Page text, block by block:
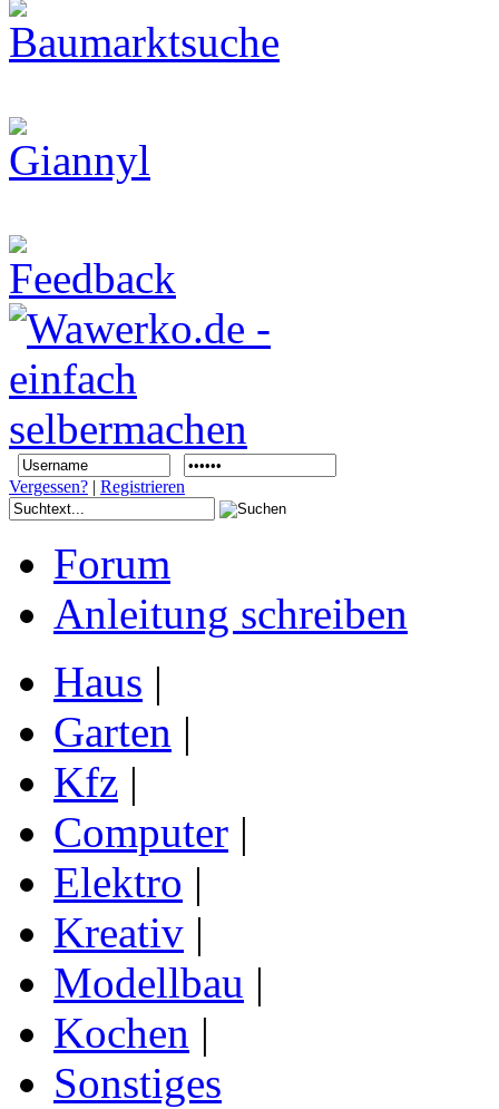
Vergessen? | Registrieren
Forum
Anleitung schreiben
Haus |
Garten |
Kfz |
Computer |
Elektro |
Kreativ |
Modellbau |
Kochen |
Sonstiges